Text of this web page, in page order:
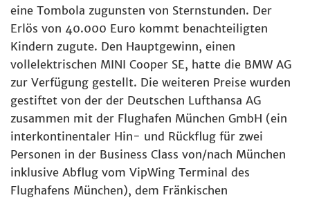
eine Tombola zugunsten von Sternstunden. Der
Erlös von 40.000 Euro kommt benachteiligten
Kindern zugute. Den Hauptgewinn, einen
vollelektrischen MINI Cooper SE, hatte die BMW AG
zur Verfügung gestellt. Die weiteren Preise wurden
gestiftet von der der Deutschen Lufthansa AG
zusammen mit der Flughafen München GmbH (ein
interkontinentaler Hin- und Rückflug für zwei
Personen in der Business Class von/nach München
inklusive Abflug vom VipWing Terminal des
Flughafens München), dem Fränkischen